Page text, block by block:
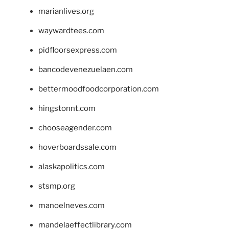
marianlives.org
waywardtees.com
pidfloorsexpress.com
bancodevenezuelaen.com
bettermoodfoodcorporation.com
hingstonnt.com
chooseagender.com
hoverboardssale.com
alaskapolitics.com
stsmp.org
manoelneves.com
mandelaeffectlibrary.com